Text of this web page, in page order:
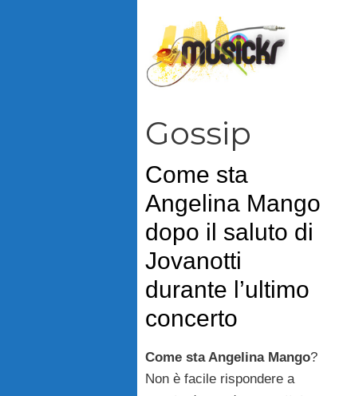
Gossip
Come sta
Angelina Mango
dopo il saluto di
Jovanotti
durante l’ultimo
concerto
Come sta Angelina Mango?
Non è facile rispondere a